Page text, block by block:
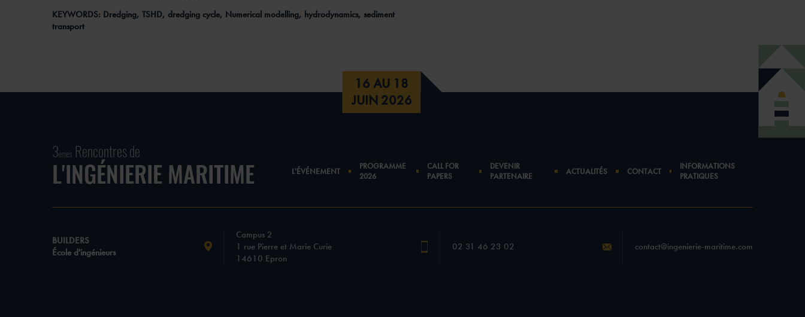
KEYWORDS: Dredging, TSHD, dredging cycle, Numerical modelling, hydrodynamics, sediment
transport
16 AU 18
JUIN 2026
3 èmes Rencontres de
L'INGÉNIERIE MARITIME L'ÉVÉNEMENT
PROGRAMME
2026
CALL FOR
PAPERS
DEVENIR
PARTENAIRE
ACTUALITÉS CONTACT
INFORMATIONS
PRATIQUES
BUILDERS
École d'ingénieurs
Campus 2
1 rue Pierre et Marie Curie
14610 Epron
02 31 46 23 02 contact@ingenierie-maritime.com